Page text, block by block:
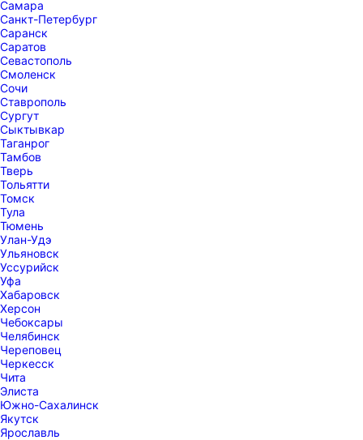
Самара
Санкт-Петербург
Саранск
Саратов
Севастополь
Смоленск
Сочи
Ставрополь
Сургут
Сыктывкар
Таганрог
Тамбов
Тверь
Тольятти
Томск
Тула
Тюмень
Улан-Удэ
Ульяновск
Уссурийск
Уфа
Хабаровск
Херсон
Чебоксары
Челябинск
Череповец
Черкесск
Чита
Элиста
Южно-Сахалинск
Якутск
Ярославль